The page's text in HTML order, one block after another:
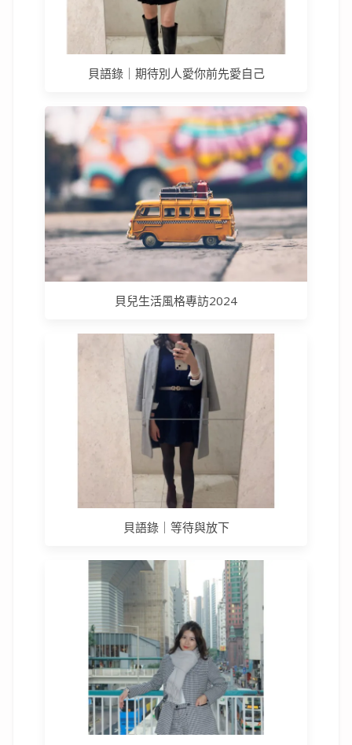
貝語錄｜期待別人愛你前先愛自己
貝兒生活風格專訪2024
貝語錄｜等待與放下